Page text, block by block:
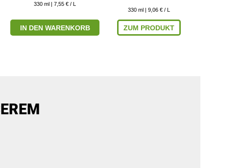
330 ml | 7,55 € / L
IN DEN WARENKORB
330 ml | 9,06 € / L
ZUM PRODUKT